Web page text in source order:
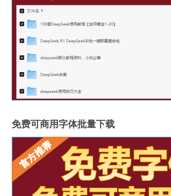
免费可商用字体批量下载